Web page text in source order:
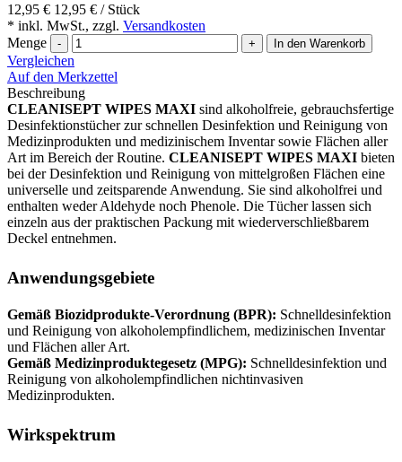
12,95 € 12,95 € / Stück
* inkl. MwSt., zzgl. Versandkosten
Menge
- + In den Warenkorb
Vergleichen
Auf den Merkzettel
Beschreibung
CLEANISEPT WIPES MAXI sind alkoholfreie, gebrauchsfertige
Desinfektionstücher zur schnellen Desinfektion und Reinigung von
Medizinprodukten und medizinischem Inventar sowie Flächen aller
Art im Bereich der Routine. CLEANISEPT WIPES MAXI bieten
bei der Desinfektion und Reinigung von mittelgroßen Flächen eine
universelle und zeitsparende Anwendung. Sie sind alkoholfrei und
enthalten weder Aldehyde noch Phenole. Die Tücher lassen sich
einzeln aus der praktischen Packung mit wiederverschließbarem
Deckel entnehmen.
Anwendungsgebiete
Gemäß Biozidprodukte-Verordnung (BPR): Schnelldesinfektion
und Reinigung von alkoholempfindlichem, medizinischen Inventar
und Flächen aller Art.
Gemäß Medizinproduktegesetz (MPG): Schnelldesinfektion und
Reinigung von alkoholempfindlichen nichtinvasiven
Medizinprodukten.
Wirkspektrum